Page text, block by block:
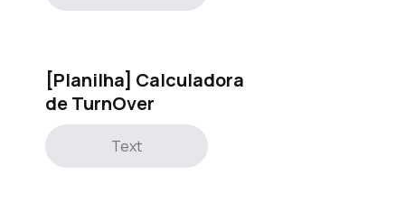
[Planilha] Calculadora
de TurnOver
Text